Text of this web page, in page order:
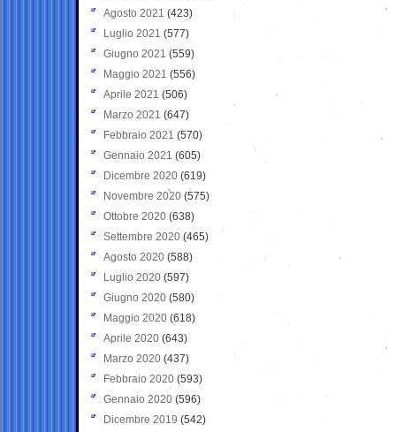
Agosto 2021 (423)
Luglio 2021 (577)
Giugno 2021(559)
Maggio 2021 (556)
Aprile 2021 (506)
Marzo 2021 (647)
Febbraio 2021 (570)
Gennaio 2021 (605)
Dicembre 2020 (619)
Novembre 2020 (575)
Ottobre 2020 (638)
Settembre 2020(465)
Agosto 2020 (588)
Luglio 2020 (597)
Giugno 2020 (580)
Maggio 2020 (618)
Aprile 2020 (643)
Marzo 2020 (437)
Febbraio 2020 (593)
Gennaio 2020 (596)
Dicembre 2019 (542)